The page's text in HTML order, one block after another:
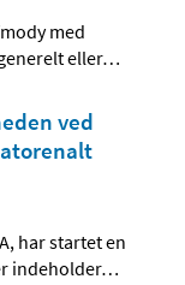
med
eller…
ved
har startet en
indeholder…